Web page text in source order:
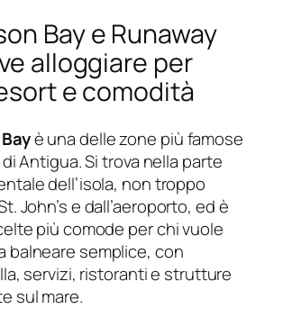
Bay e Runaway
alloggiare per
e comodità
è una delle zone più famose
Antigua. Si trova nella parte
dell’isola, non troppo
John’s e dall’aeroporto, ed è
più comode per chi vuole
balneare semplice, con
servizi, ristoranti e strutture
sul mare.